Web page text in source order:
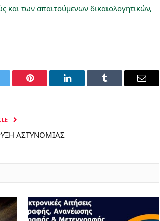
των απαιτούμενων δικαιολογητικών,
Pinterest LinkedIn Tumblr Email
ΑΣΤΥΝΟΜΙΑΣ